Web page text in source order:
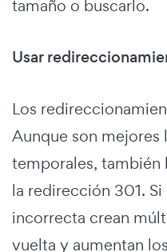
tamaño o buscarlo.
Usar
Los
Aunque son
temporales, también
la redirección 301. Si
incorrecta crean
vuelta y aumentan